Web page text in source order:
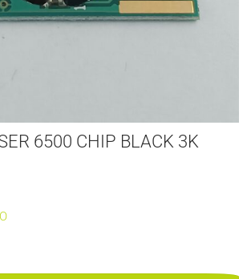
6500 CHIP BLACK 3K
CHIP BLACK 3K ποσότητα